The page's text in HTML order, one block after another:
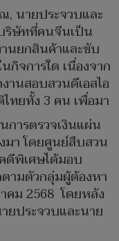
, นายประจวบและ
ริษัทที่คนจีนเป็น
นยกสินค้าและขับ
กิจการใด เนื่องจาก
านสอบสวนดีเอสไอ
ทยทั้ง 3 คน เพื่อมา
ารตรวจเงินแผ่น
มา โดยศูนย์สืบสวน
ดีพิเศษได้มอบ
ามตัวกลุ่มผู้ต้องหา
คม 2568 โดยหลัง
ยประจวบและนาย